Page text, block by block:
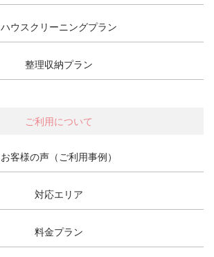
ハウスクリーニングプラン
整理収納プラン
ご利用について
お客様の声（ご利用事例）
対応エリア
料金プラン